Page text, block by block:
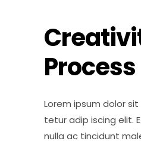
Process
Lorem ipsum dolor
tetur adip iscing elit.
nulla ac tincidunt